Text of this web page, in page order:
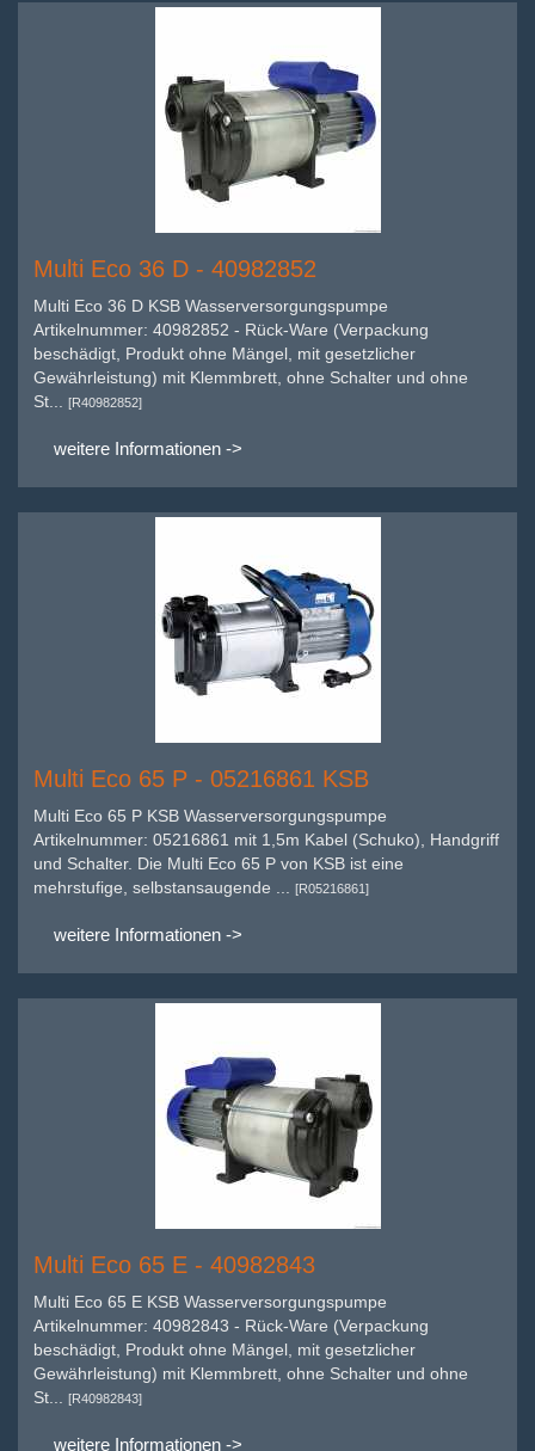
Multi Eco 36 D - 40982852
Multi Eco 36 D KSB Wasserversorgungspumpe
Artikelnummer: 40982852 - Rück-Ware (Verpackung
beschädigt, Produkt ohne Mängel, mit gesetzlicher
Gewährleistung) mit Klemmbrett, ohne Schalter und ohne
St...
[R40982852]
weitere Informationen ->
Multi Eco 65 P - 05216861 KSB
Multi Eco 65 P KSB Wasserversorgungspumpe
Artikelnummer: 05216861 mit 1,5m Kabel (Schuko), Handgriff
und Schalter. Die Multi Eco 65 P von KSB ist eine
mehrstufige, selbstansaugende ...
[R05216861]
weitere Informationen ->
Multi Eco 65 E - 40982843
Multi Eco 65 E KSB Wasserversorgungspumpe
Artikelnummer: 40982843 - Rück-Ware (Verpackung
beschädigt, Produkt ohne Mängel, mit gesetzlicher
Gewährleistung) mit Klemmbrett, ohne Schalter und ohne
St...
[R40982843]
weitere Informationen ->